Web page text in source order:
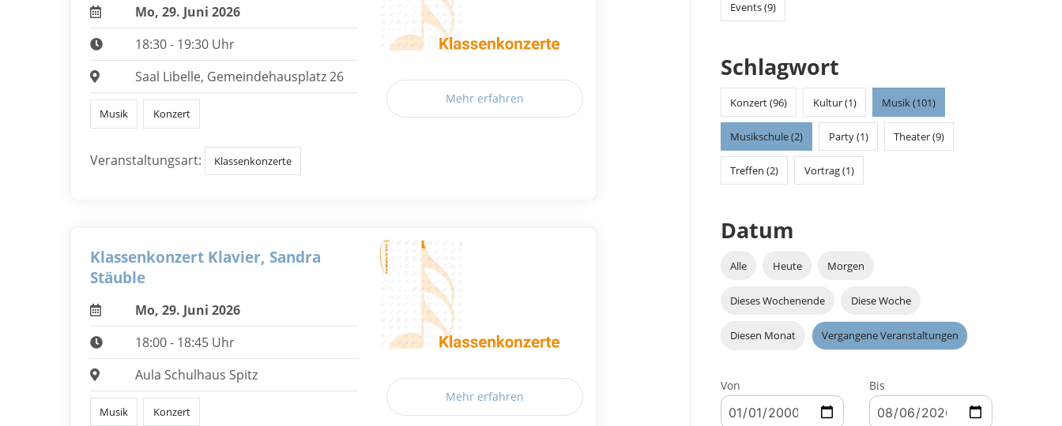
Mo, 29. Juni 2026
18:30 - 19:30 Uhr
Saal Libelle, Gemeindehausplatz 26
Musik Konzert
Veranstaltungsart: Klassenkonzerte
Mehr erfahren
Klassenkonzert Klavier, Sandra
Stäuble
Mo, 29. Juni 2026
18:00 - 18:45 Uhr
Aula Schulhaus Spitz
Musik Konzert
Mehr erfahren
Events (9)
Schlagwort
Konzert (96) Kultur (1) Musik (101)
Musikschule (2) Party (1) Theater (9)
Treffen (2) Vortrag (1)
Datum
Alle Heute Morgen
Dieses Wochenende Diese Woche
Diesen Monat Vergangene Veranstaltungen
Von Bis